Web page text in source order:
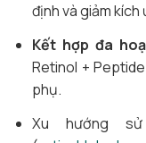
định và giảm kích
Kết hợp đa
Retinol +
phụ.
Xu hướng